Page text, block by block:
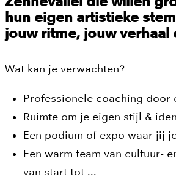
hun eigen artistieke
jouw ritme, jouw verhaal
Wat kan je verwachten?
Professionele coaching
Ruimte om je eigen stijl &
Een podium of expo waar jij
Een warm team van cultuur-
van start tot ...